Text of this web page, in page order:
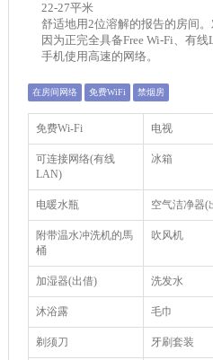
22-27平米
舒适地用2位溶解的报告的房间。
因为正完全具备Free Wi-Fi、有
手机使用高速的网络。
在房间网络 免费WiFi 禁烟房
免费Wi-Fi 电视
可连接网络(有线
LAN)
冰箱
电暖水瓶 空气洁净器(
附带温水冲洗机的馬
桶
吹风机
加湿器(出借) 洗发水
沐浴露 毛巾
剃须刀 牙刷套装